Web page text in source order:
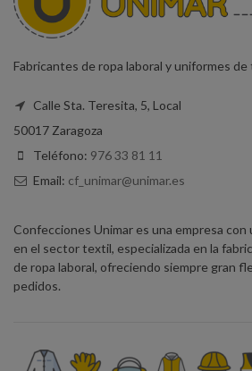
Fabricantes de ropa laboral y uniformes de
Calle Sta. Teresita, 5, Local
50017 Zaragoza
Teléfono: 976 33 81 11
Email: cf_unimar@unimar.es
Confecciones Unimar es una empresa
en el sector textil, especializada en la
de ropa laboral, ofreciendo siempre gran
pedidos.